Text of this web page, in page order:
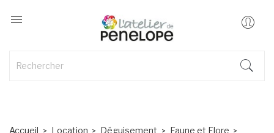

Accueil Location Déguisement
Faune et Flore